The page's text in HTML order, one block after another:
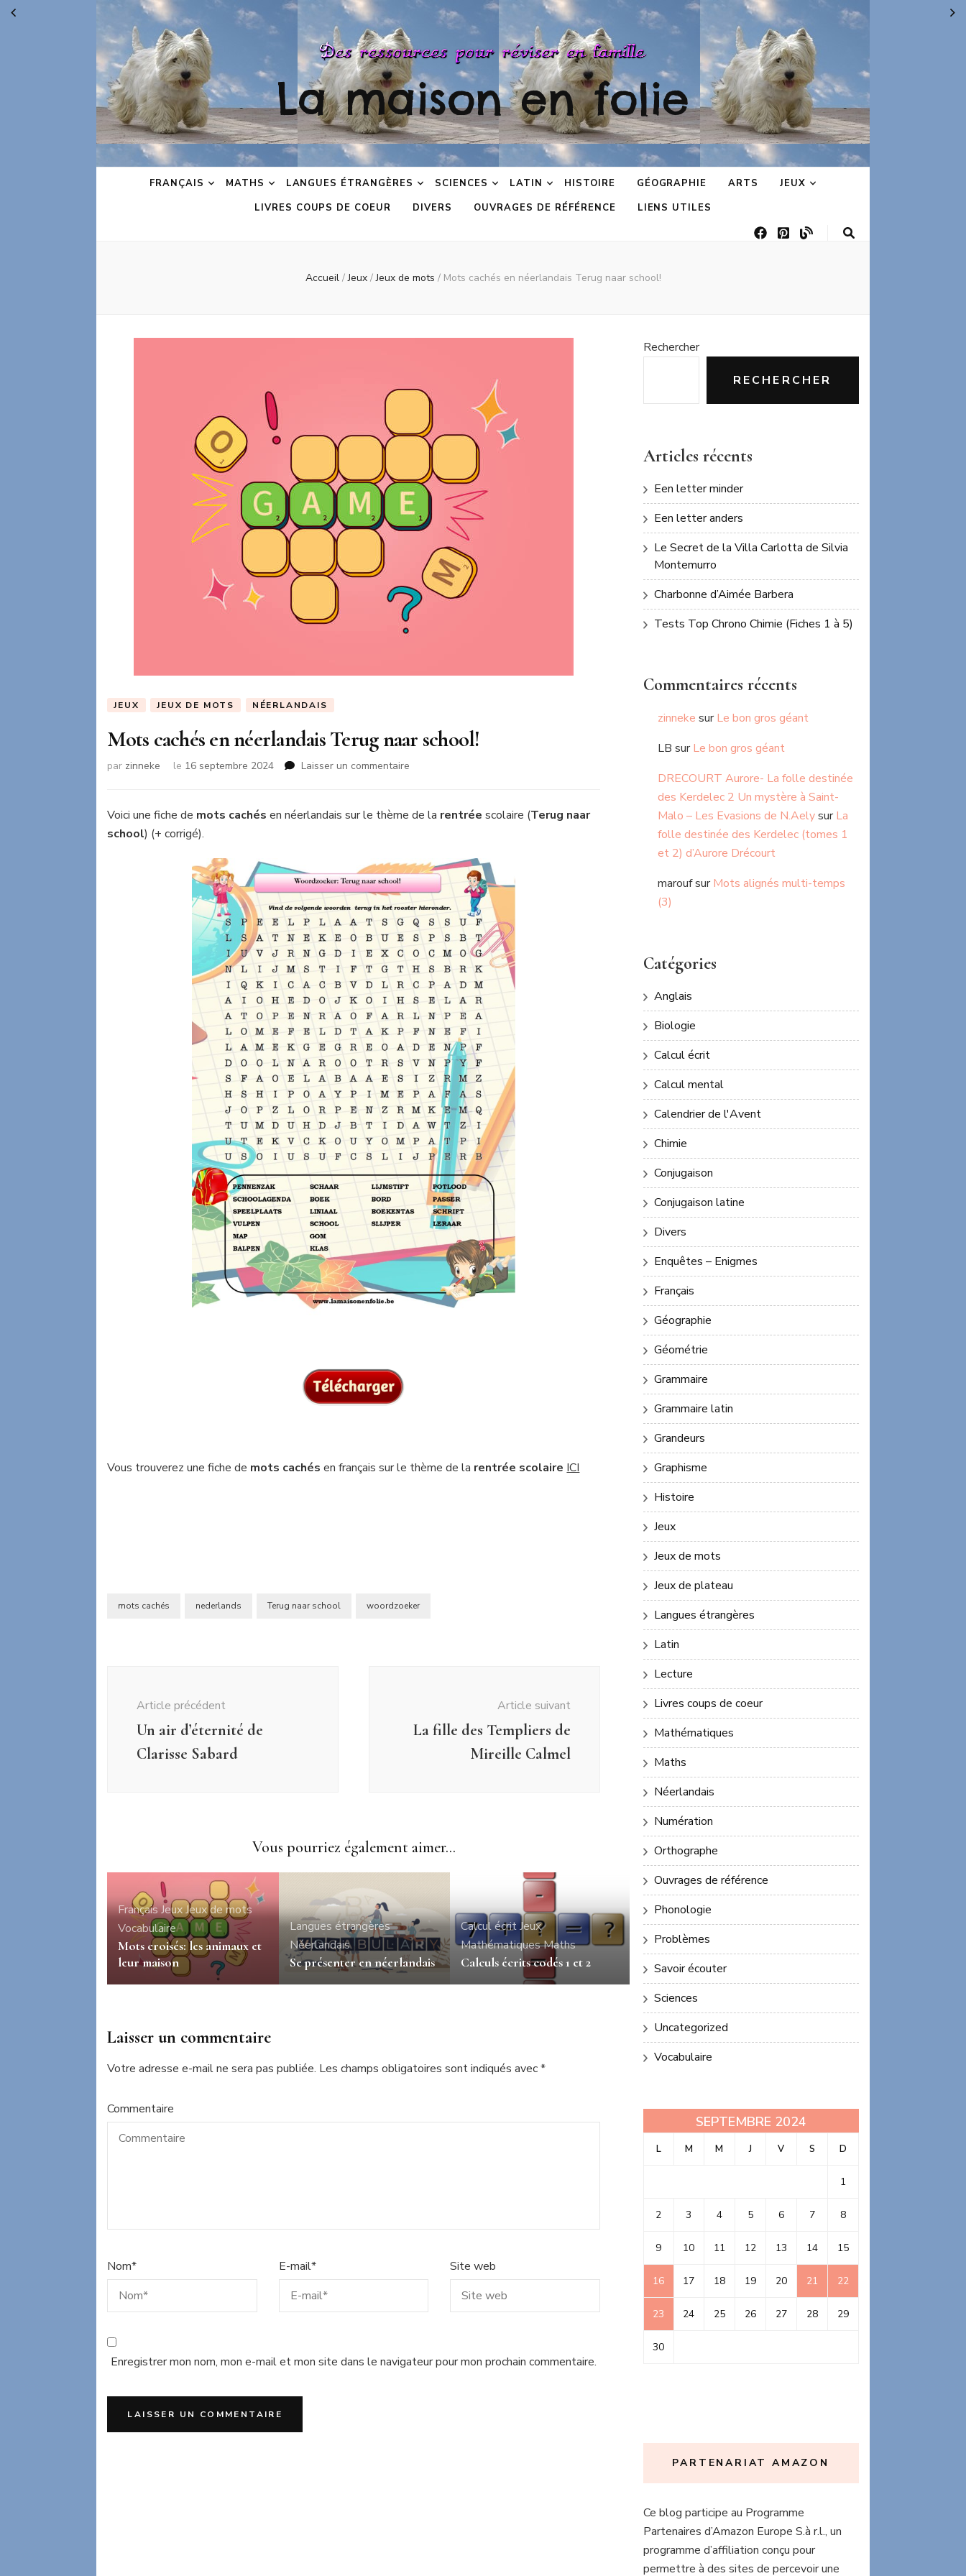
La maison en folie
FRANÇAIS MATHS LANGUES ÉTRANGÈRES SCIENCES LATIN HISTOIRE GÉOGRAPHIE ARTS
JEUX
LIVRES COUPS DE COEUR
DIVERS OUVRAGES DE RÉFÉRENCE LIENS UTILES
Accueil / Jeux / Jeux de mots / Mots cachés en néerlandais Terug naar school!
JEUX JEUX DE MOTS NÉERLANDAIS
Mots cachés en néerlandais Terug naar school!
par zinneke le 16 septembre 2024 Laisser un commentaire
en
school!
Voici une fiche de mots cachés en néerlandais sur le thème de la rentrée scolaire (Terug naar
school) (+ corrigé).
Vous trouverez une fiche de mots cachés en français sur le thème de la rentrée scolaire ICI
mots cachés nederlands Terug naar school woordzoeker
Article précédent
Un air d’éternité de
Clarisse Sabard
Article suivant
La fille des Templiers de
Mireille Calmel
Vous pourriez également aimer...
FrançaisJeuxJeux de mots
Vocabulaire
Mots croisés: les animaux et
leur maison
Langues étrangères
Néerlandais
Se présenter en néerlandais
Calcul écritJeux
MathématiquesMaths
Calculs écrits codés 1 et 2
Laisser un commentaire
Votre adresse e-mail ne sera pas publiée. Les champs obligatoires sont indiqués avec*
Commentaire
Nom* E-mail* Site web
Enregistrer mon nom, mon e-mail et mon site dans le navigateur pour mon prochain commentaire.
Rechercher
RECHERCHER
Articles récents
Een letter minder
Een letter anders
Le Secret de la Villa Carlotta de Silvia
Montemurro
Charbonne d’Aimée Barbera
Tests Top Chrono Chimie (Fiches 1 à 5)
Commentaires récents
zinneke surLe bon gros géant
LB surLe bon gros géant
DRECOURT Aurore- La folle destinée
des Kerdelec 2 Un mystère à Saint-
Malo – Les Evasions de N.AelysurLa
folle destinée des Kerdelec (tomes 1
et 2) d’Aurore Drécourt
maroufsurMots alignés multi-temps
(3)
Catégories
Anglais
Biologie
Calcul écrit
Calcul mental
Calendrier de l'Avent
Chimie
Conjugaison
Conjugaison latine
Divers
Enquêtes – Enigmes
Français
Géographie
Géométrie
Grammaire
Grammaire latin
Grandeurs
Graphisme
Histoire
Jeux
Jeux de mots
Jeux de plateau
Langues étrangères
Latin
Lecture
Livres coups de coeur
Mathématiques
Maths
Néerlandais
Numération
Orthographe
Ouvrages de référence
Phonologie
Problèmes
Savoir écouter
Sciences
Uncategorized
Vocabulaire
SEPTEMBRE 2024
L M M J V S D
1
2 3 4 5 6 7 8
9 10 11 12 13 14 15
16 17 18 19 20 21 22
23 24 25 26 27 28 29
30
PARTENARIAT AMAZON
Ce blog participe au Programme
Partenaires d’Amazon Europe S.à r.l., un
programme d’affiliation conçu pour
permettre à des sites de percevoir une